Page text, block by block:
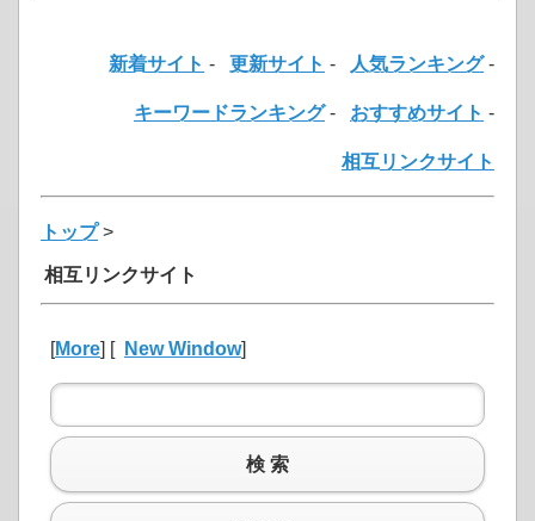
新着サイト - 更新サイト - 人気ランキング-
キーワードランキング- おすすめサイト -
相互リンクサイト
トップ>
相互リンクサイト
[More] [ New Window]
検 索